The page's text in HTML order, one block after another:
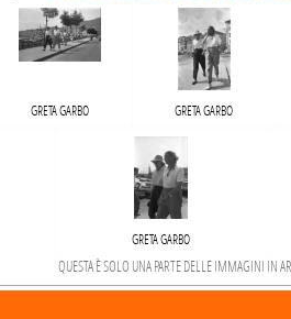
GRETA GARBO GRETA GARBO
GRETA GARBO
QUESTA È SOLO UNA PARTE DELLE IMMAGINI IN